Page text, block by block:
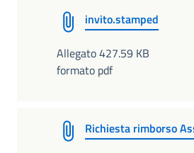
invito.stamped
Allegato 427.59 KB
formato pdf
Richiesta rimborso